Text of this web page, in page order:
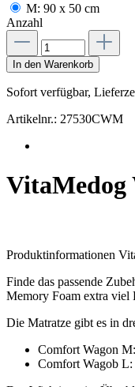
M: 90 x 50 cm
Anzahl
In den Warenkorb
Sofort verfügbar,
Artikelnr.: 27530CWM
VitaMedog
Produktinformationen
Finde das passende
Memory Foam extra viel
Die Matratze gibt es in
Comfort Wagon
Comfort Wagob